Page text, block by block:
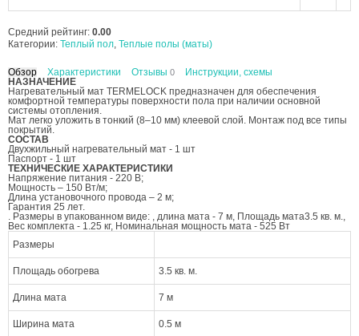
Средний рейтинг: 0.00
Категории: Теплый пол, Теплые полы (маты)
Обзор Характеристики Отзывы 0
Инструкции, схемы
НАЗНАЧЕНИЕ
Нагревательный мат TERMELOCK предназначен для обеспечения
комфортной температуры поверхности пола при наличии основной
системы отопления.
Мат легко уложить в тонкий (8–10 мм) клеевой слой. Монтаж под все типы
покрытий.
СОСТАВ
Двухжильный нагревательный мат - 1 шт
Паспорт - 1 шт
ТЕХНИЧЕСКИЕ ХАРАКТЕРИСТИКИ
Напряжение питания - 220 В;
Мощность – 150 Вт/м;
Длина установочного провода – 2 м;
Гарантия 25 лет.
. Размеры в упакованном виде: , длина мата - 7 м, Площадь мата3.5 кв. м.,
Вес комплекта - 1.25 кг, Номинальная мощность мата - 525 Вт
Размеры
Площадь обогрева 3.5 кв. м.
Длина мата 7 м
Ширина мата 0.5 м